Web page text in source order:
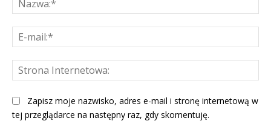
Zapisz moje nazwisko, adres e-mail i stronę internetową w
tej przeglądarce na następny raz, gdy skomentuję.